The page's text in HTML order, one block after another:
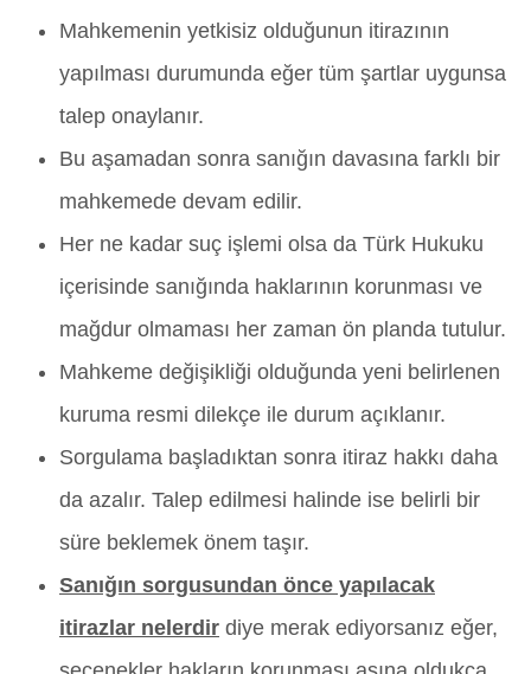
Mahkemenin yetkisiz olduğunun itirazının
yapılması durumunda eğer tüm şartlar uygunsa
talep onaylanır.
Bu aşamadan sonra sanığın davasına farklı bir
mahkemede devam edilir.
Her ne kadar suç işlemi olsa da Türk Hukuku
içerisinde sanığında haklarının korunması ve
mağdur olmaması her zaman ön planda tutulur.
Mahkeme değişikliği olduğunda yeni belirlenen
kuruma resmi dilekçe ile durum açıklanır.
Sorgulama başladıktan sonra itiraz hakkı daha
da azalır. Talep edilmesi halinde ise belirli bir
süre beklemek önem taşır.
Sanığın sorgusundan önce yapılacak
itirazlar nelerdir diye merak ediyorsanız eğer,